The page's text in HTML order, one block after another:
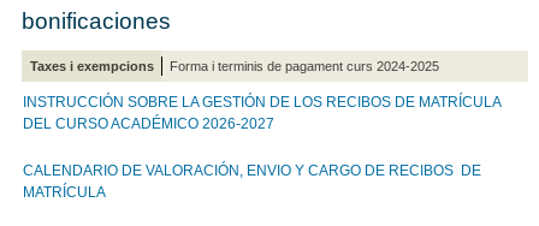
bonificaciones
Taxes i exempcions Forma i terminis de pagament curs 2024-2025
INSTRUCCIÓN SOBRE LA GESTIÓN DE LOS RECIBOS DE MATRÍCULA
DEL CURSO ACADÉMICO 2026-2027
CALENDARIO DE VALORACIÓN, ENVIO Y CARGO DE RECIBOS DE
MATRÍCULA